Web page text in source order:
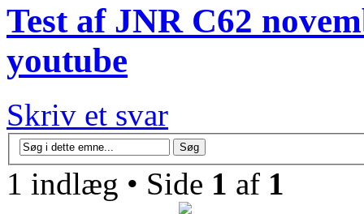
Test af JNR C62
youtube
Skriv et svar
1 indlæg • Side 1 af 1